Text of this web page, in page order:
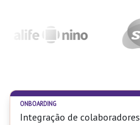
ONBOARDING
Integração de colaboradores